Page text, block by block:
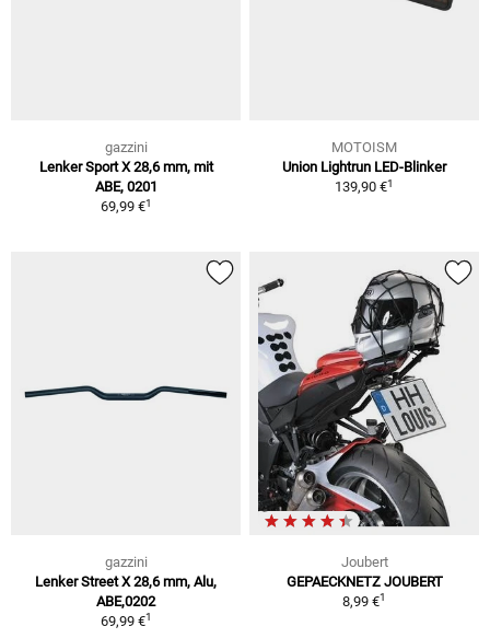
gazzini
Lenker Sport X 28,6 mm, mit
ABE, 0201
69,99 €1
MOTOISM
Union Lightrun LED-Blinker
139,90 €1
gazzini
Lenker Street X 28,6 mm, Alu,
ABE,0202
69,99 €1
Joubert
GEPAECKNETZ JOUBERT
8,99 €1